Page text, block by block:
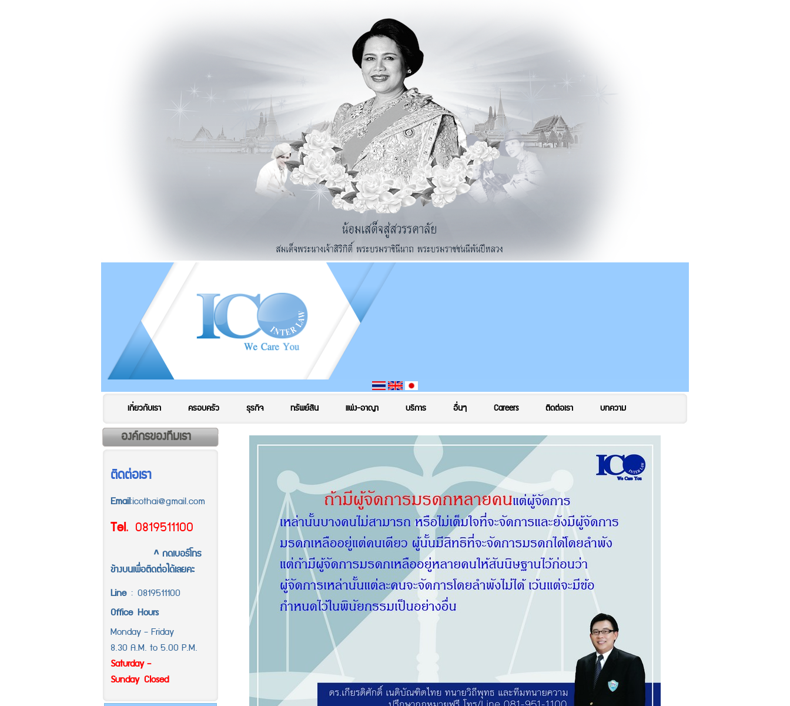
เกี่ยวกับเรา ครอบครัว ธุรกิจ ทรัพย์สิน แพ่ง-อาญา บริการ อื่นๆ Careers ติดต่อเรา บทความ
องค์กรของทีมเรา
ติดต่อเรา
Email:icothai@gmail.com
Tel. 0819511100
^ กดเบอร์โทร
ข้างบนเพื่อติดต่อได้เลยคะ
Line: 0819511100
Office Hours
Monday - Friday
8.30 A.M. to 5.00 P.M.
Saturday -
Sunday Closed